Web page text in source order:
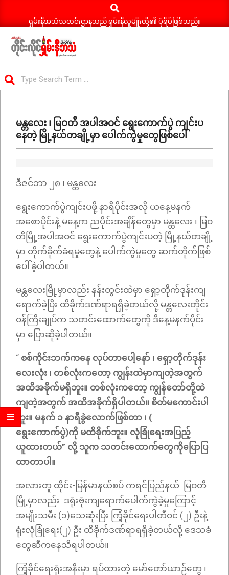
Search
ရှမ်းနီအသံသတင်းဌာနသည် ရှမ်းနီလူမျိုးတို့၏ ပုံရိပ်ဖြစ်သည်။
ရှမ်း
နီ
သတင်း
Menuမန္တလေး ၊ မြဝတီ အပါအဝင် ရွေးကောက်ပွဲ ကျင်းပ
နေတဲ့ မြို့နယ်တချို့မှာ ပေါက်ကွဲမှုတွေဖြစ်ပေါ်
ဒီဇင်ဘာ ၂၈ ၊ မန္တလေး
ရွေးကောက်ပွဲကျင်းပဖို့ နာရီပိုင်းအလို ယနေ့မနက်
အစောပိုင်းနဲ့ မနေ့က ညပိုင်းအချိန်တွေမှာ မန္တလေး ၊ မြဝ
တီမြို့အပါအဝင် ရွေးကောက်ပွဲကျင်းပတဲ့ မြို့နယ်တချို့
မှာ တိုက်ခိုက်ခံရမှုတွေနဲ့ ပေါက်ကွဲမှုတွေ ဆက်တိုက်ဖြစ်
ပေါ်ခဲ့ပါတယ်။
မန္တလေးမြို့မှာလည်း နန်းတွင်းထဲမှာ ရှော့တိုက်ဒုန်းကျ
ရောက်ခဲ့ပြီး ထိခိုက်ဒဏ်ရာရရှိခဲ့တယ်လို့ မန္တလေးတိုင်း
ဝန်ကြီးချုပ်က သတင်းထောက်တွေကို ဒီနေ့မနက်ပိုင်း
မှာ ပြောဆိုခဲ့ပါတယ်။
“ စစ်ကိုင်းဘက်ကနေ လုပ်တာပေါ့နော် ၊ ရှော့တိုက်ဒုန်း
လေးလုံး ၊ တစ်လုံးကတော့ ကျွန်းထဲမှာကျတဲ့အတွက်
အထိအခိုက်မရှိဘူး။ တစ်လုံးကတော့ ကျွန်တော်တို့ထဲ
ကျတဲ့အတွက် အထိအခိုက်ရှိပါတယ်။ စိတ်မကောင်းပါ
ဘူး။ မနက် ၁ နာရီခွဲလောက်ဖြစ်တာ ၊ (
ရွေးကောက်ပွဲ)ကို မထိခိုက်ဘူး။ လုံခြုံရေးအပြည့်
ယူထားတယ်” လို့ သူက သတင်းထောက်တွေကိုပြောပြ
ထာတာပါ။
အလားတူ ထိုင်း-မြန်မာနယ်စပ် ကရင်ပြည်နယ် မြဝတီ
မြို့မှာလည်း ဒရုံးဗုံးကျရောက်ပေါက်ကွဲခဲ့မှုကြောင့်
အမျိုးသမီး (၁)သေဆုံးပြီး ကြံ့ခိုင်ရေးပါတီဝင် (၂) ဦးနဲ့
ရုံးလုံခြုံရေး(၂) ဦး ထိခိုက်ဒဏ်ရာရရှိခဲ့တယ်လို့ ဒေသခံ
တွေဆီကနေသိရပါတယ်။
ကြံ့ခိုင်ရေးရုံးအနီးမှာ ရပ်ထားတဲ့ မော်တော်ယာဉ်တွေ ၊